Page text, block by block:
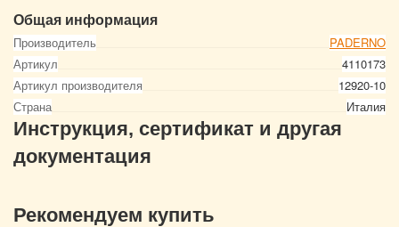
Общая информация
Производитель
PADERNO
Артикул
4110173
Артикул производителя
12920-10
Страна
Италия
Инструкция, сертификат и другая
документация
Рекомендуем купить